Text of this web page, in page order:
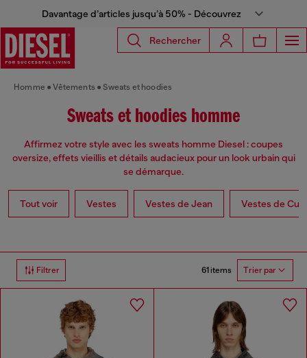
Davantage d’articles jusqu’à 50% - Découvrez
Rechercher
Homme Vêtements Sweats et hoodies
Sweats et hoodies homme
Affirmez votre style avec les sweats homme Diesel : coupes
oversize, effets vieillis et détails audacieux pour un look urbain qui
se démarque.
Tout voir Vestes Vestes de Jean Vestes de Cuir
Filtrer 61 items Trier par